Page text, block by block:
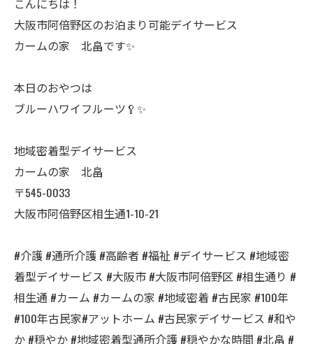
こんにちは！
大阪市阿倍野区のお泊まり可能デイサービス
カームの家 北畠です✨
本日のおやつは
ブルーハワイフルーツ🥄✨
地域密着型デイサービス
カームの家 北畠
〒545-0033
大阪市阿倍野区相生通1-10-21
#介護 #通所介護 #高齢者 #福祉 #デイサービス #地域密
着型デイサービス #大阪市 #大阪市阿倍野区 #相生通り #
相生通 #カーム #カームの家 #地域密着 #古民家 #100年
#100年古民家#アットホーム #古民家デイサービス #和や
か #穏やか #地域密着型通所介護 #穏やかな時間 #北畠 #